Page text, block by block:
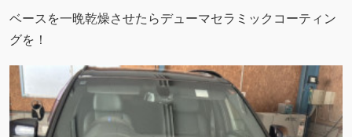
ベースを一晩乾燥させたらデューマセラミックコーティン
グを！